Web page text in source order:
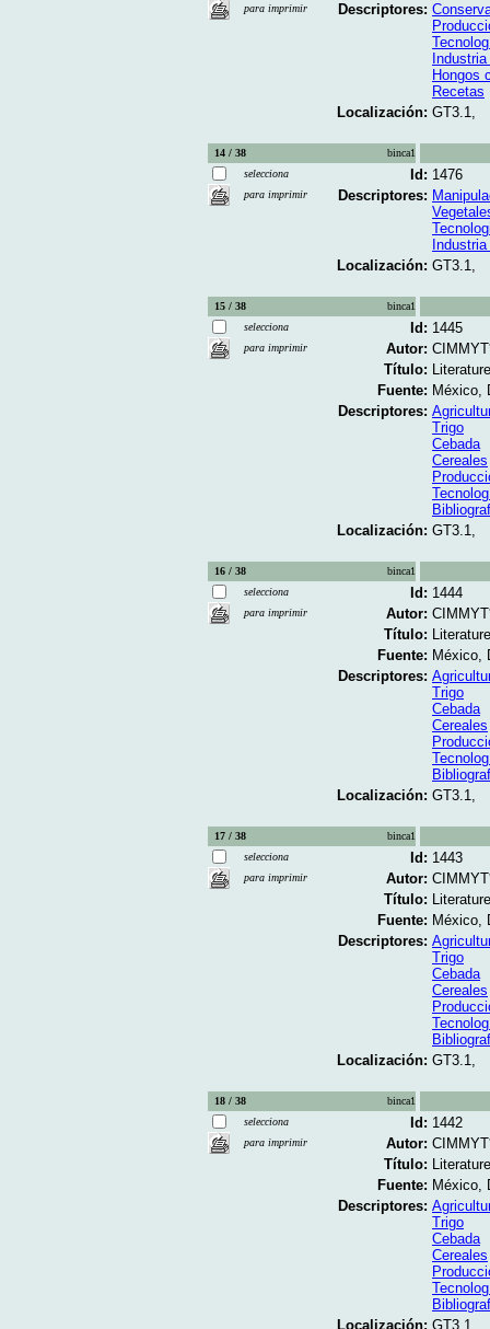
para imprimir
Descriptores:
Hongos
Recetas
Localización: GT3.1,
14 / 38
binca1
selecciona
para imprimir
Id: 1476
Descriptores:
Localización: GT3.1,
15 / 38
binca1
selecciona
para imprimir
Id: 1445
Autor:
Título:
Fuente: México,
Descriptores:
Trigo
Cebada
Cereales
Localización: GT3.1,
16 / 38
binca1
selecciona
para imprimir
Id: 1444
Autor:
Título:
Fuente: México,
Descriptores:
Trigo
Cebada
Cereales
Localización: GT3.1,
17 / 38
binca1
selecciona
para imprimir
Id: 1443
Autor:
Título:
Fuente: México,
Descriptores:
Trigo
Cebada
Cereales
Localización: GT3.1,
18 / 38
binca1
selecciona
para imprimir
Id: 1442
Autor:
Título:
Fuente: México,
Descriptores:
Trigo
Cebada
Cereales
Localización: GT3.1,